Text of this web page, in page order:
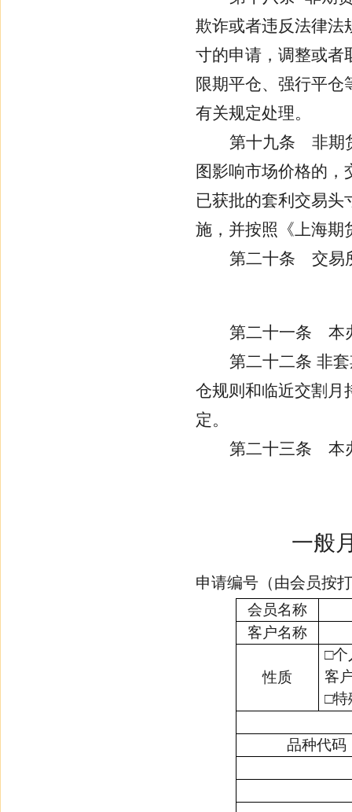
欺诈或者违反法律法
寸的申请，调整或者
限期平仓、强行平仓
有关规定处理。
第十九条 非期
图影响市场价格的
已获批的套利交易头
施，并按照《上海期
第二十条 交易
第二十一条 本
第二十二条 非
仓规则和临近交割月
定。
第二十三条 本
一般
申请编号（由会员按
会员名称
客户名称
性质
□个
客
□特
品种代码